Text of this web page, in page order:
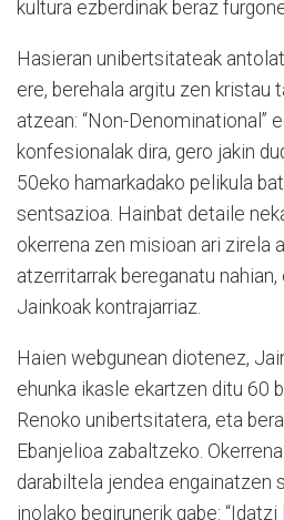
kultura ezberdinak beraz
Hasieran unibertsitateak
ere, berehala argitu zen kristau
atzean: “Non-Denominational”
konfesionalak dira, gero jakin
50eko hamarkadako pelikula
sentsazioa. Hainbat detaile
okerrena zen misioan ari zirela
atzerritarrak bereganatu
Jainkoak kontrajarriaz.
Haien webgunean diotenez,
ehunka ikasle ekartzen ditu 60
Renoko unibertsitatera, eta
Ebanjelioa zabaltzeko.
darabiltela jendea engainatzen
inolako begirunerik gabe: “Idatzi